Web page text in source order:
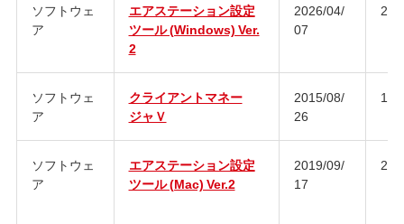
ソフトウェ
ア
エアステーション設定
ツール (Windows) Ver.
2
2026/04/
07
ソフトウェ
ア
クライアントマネー
ジャＶ
2015/08/
26
ソフトウェ
ア
エアステーション設定
ツール (Mac) Ver.2
2019/09/
17